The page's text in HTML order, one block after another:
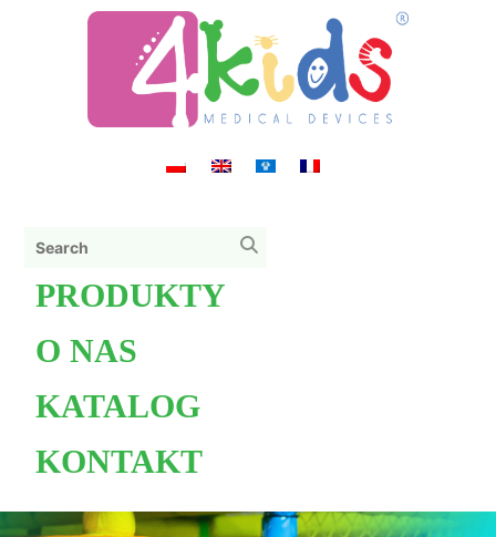
PRODUKTY
O NAS
KATALOG
KONTAKT